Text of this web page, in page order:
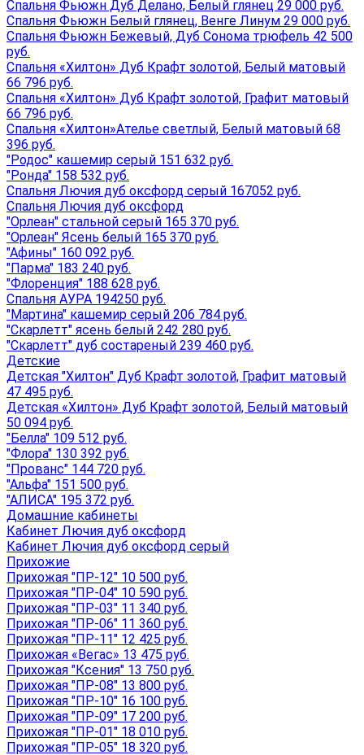
Спальня Фьюжн Дуб Делано, Белый глянец 29 000 руб.
Спальня Фьюжн Белый глянец, Венге Линум 29 000 руб.
Спальня Фьюжн Бежевый, Дуб Сонома трюфель 42 500
руб.
Спальня «Хилтон» Дуб Крафт золотой, Белый матовый
66 796 руб.
Спальня «Хилтон» Дуб Крафт золотой, Графит матовый
66 796 руб.
Спальня «Хилтон»Ателье светлый, Белый матовый 68
396 руб.
"Родос" кашемир серый 151 632 руб.
"Ронда" 158 532 руб.
Спальня Лючия дуб оксфорд серый 167052 руб.
Спальня Лючия дуб оксфорд
"Орлеан" стальной серый 165 370 руб.
"Орлеан" Ясень белый 165 370 руб.
"Афины" 160 092 руб.
"Парма" 183 240 руб.
"Флоренция" 188 628 руб.
Спальня АУРА 194250 руб.
"Мартина" кашемир серый 206 784 руб.
"Скарлетт" ясень белый 242 280 руб.
"Скарлетт" дуб состареный 239 460 руб.
Детские
Детская "Хилтон" Дуб Крафт золотой, Графит матовый
47 495 руб.
Детская «Хилтон» Дуб Крафт золотой, Белый матовый
50 094 руб.
"Белла" 109 512 руб.
"Флора" 130 392 руб.
"Прованс" 144 720 руб.
"Альфа" 151 500 руб.
"АЛИСА" 195 372 руб.
Домашние кабинеты
Кабинет Лючия дуб оксфорд
Кабинет Лючия дуб оксфорд серый
Прихожие
Прихожая "ПР-12" 10 500 руб.
Прихожая "ПР-04" 10 590 руб.
Прихожая "ПР-03" 11 340 руб.
Прихожая "ПР-06" 11 360 руб.
Прихожая "ПР-11" 12 425 руб.
Прихожая «Вегас» 13 475 руб.
Прихожая "Ксения" 13 750 руб.
Прихожая "ПР-08" 13 800 руб.
Прихожая "ПР-10" 16 100 руб.
Прихожая "ПР-09" 17 200 руб.
Прихожая "ПР-01" 18 010 руб.
Прихожая "ПР-05" 18 320 руб.